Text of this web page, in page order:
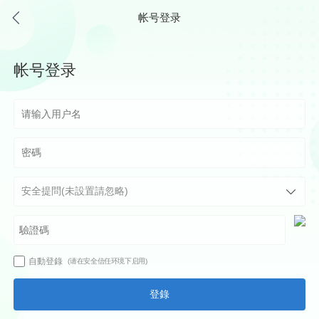
帐号登录
帐号登录
自動登錄 (请在安全信任环境下启用)
登錄